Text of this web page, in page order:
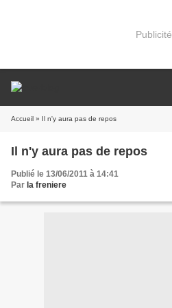
Publicité
Accueil » Il n'y aura pas de repos
Il n'y aura pas de repos
Publié le 13/06/2011 à 14:41
Par la freniere